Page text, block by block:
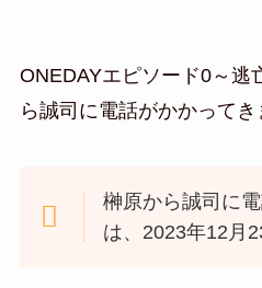
ONEDAYエピソード0～逃
ら誠司に電話がかかってき
榊原から誠司に
は、2023年12月